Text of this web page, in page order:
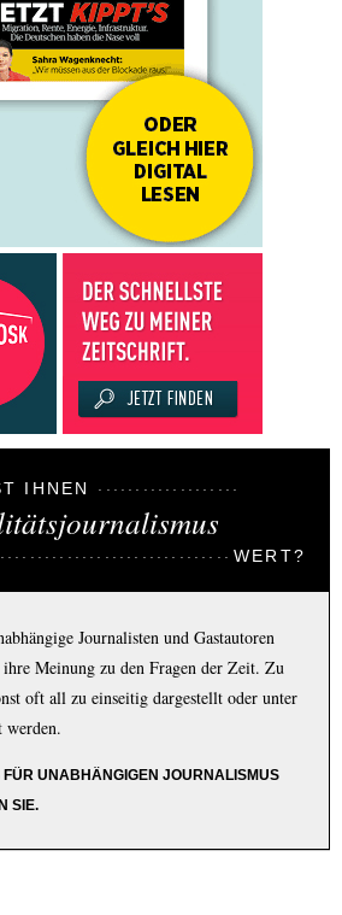
IHNEN
WERT?
Journalisten und Gastautoren
Meinung zu den Fragen der Zeit. Zu
oft all zu einseitig dargestellt oder unter
werden.
FÜR UNABHÄNGIGEN JOURNALISMUS
SIE.